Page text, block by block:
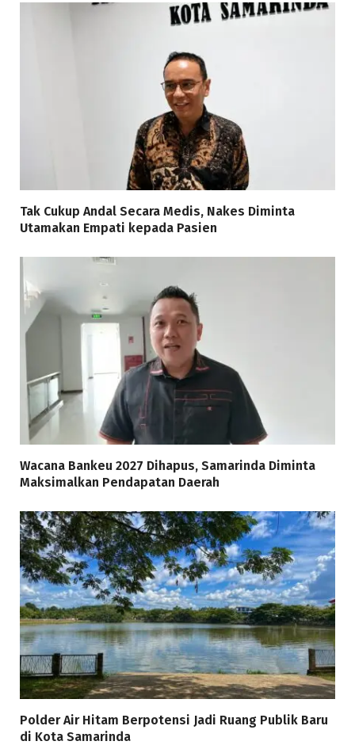
Tak Cukup Andal Secara Medis, Nakes Diminta
Utamakan Empati kepada Pasien
Wacana Bankeu 2027 Dihapus, Samarinda Diminta
Maksimalkan Pendapatan Daerah
Polder Air Hitam Berpotensi Jadi Ruang Publik Baru
di Kota Samarinda